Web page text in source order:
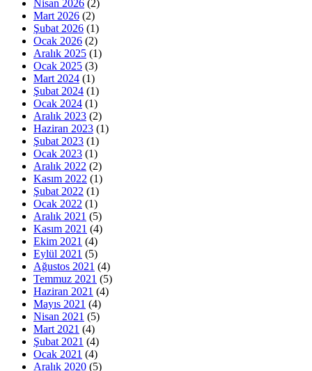
Nisan 2026 (2)
Mart 2026 (2)
Şubat 2026 (1)
Ocak 2026 (2)
Aralık 2025 (1)
Ocak 2025 (3)
Mart 2024 (1)
Şubat 2024 (1)
Ocak 2024 (1)
Aralık 2023 (2)
Haziran 2023 (1)
Şubat 2023 (1)
Ocak 2023 (1)
Aralık 2022 (2)
Kasım 2022 (1)
Şubat 2022 (1)
Ocak 2022 (1)
Aralık 2021 (5)
Kasım 2021 (4)
Ekim 2021 (4)
Eylül 2021 (5)
Ağustos 2021 (4)
Temmuz 2021 (5)
Haziran 2021 (4)
Mayıs 2021 (4)
Nisan 2021 (5)
Mart 2021 (4)
Şubat 2021 (4)
Ocak 2021 (4)
Aralık 2020 (5)